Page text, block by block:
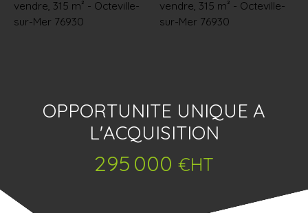
OPPORTUNITE UNIQUE A
L'ACQUISITION
295 000 €HT